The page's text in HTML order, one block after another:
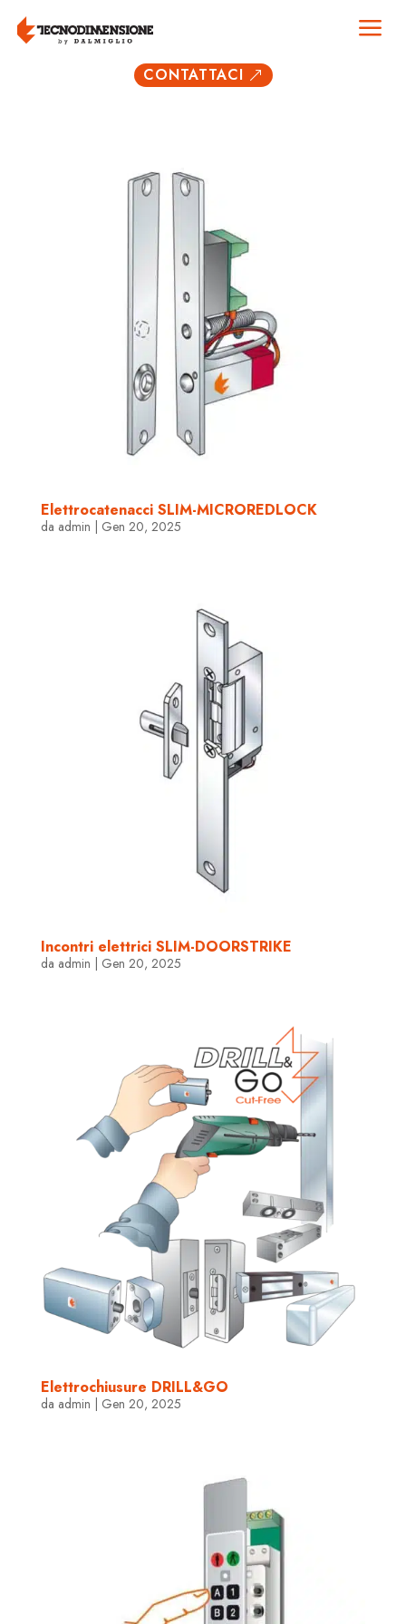
a
CONTATTACI &
Elettrocatenacci SLIM-MICROREDLOCK
da admin Gen 20, 2025
Incontri elettrici SLIM-DOORSTRIKE
da admin | Gen 20, 2025
Elettrochiusure DRILL&GO
da admin | Gen 20, 2025